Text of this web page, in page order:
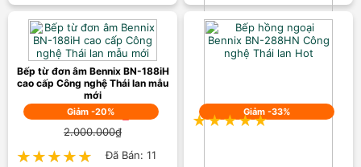
Máy lọc không khí mini khử mùi
bếp nhà vệ sinh vật nuôi trong
nhà bằng ion âm, hương thơm
sáp thơm Hot
★★★★★
★★★★★ Đã Bán: 56
Giảm -20%
Bếp từ đơn âm Bennix BN-188iH
cao cấp Công nghệ Thái lan mẫu
mới
1.599.000₫
2.000.000₫
★★★★★
★★★★★ Đã Bán: 11
Giảm -33%